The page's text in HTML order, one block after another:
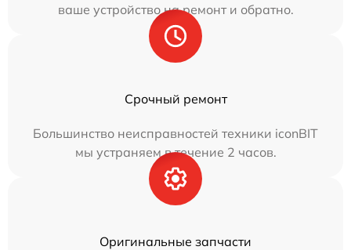
ваше устройство на ремонт и обратно.
Срочный ремонт
Большинство неисправностей техники iconBIT
мы устраняем в течение 2 часов.
Оригинальные запчасти